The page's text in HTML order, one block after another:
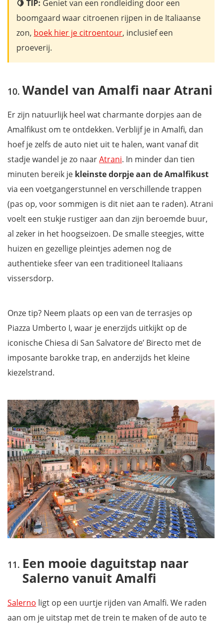
🍋 TIP: Geniet van een rondleiding door een
boomgaard waar citroenen rijpen in de Italiaanse
zon, boek hier je citroentour, inclusief een
proeverij.
Wandel van Amalfi naar Atrani
Er zijn natuurlijk heel wat charmante dorpjes aan de
Amalfikust om te ontdekken. Verblijf je in Amalfi, dan
hoef je zelfs de auto niet uit te halen, want vanaf dit
stadje wandel je zo naarAtrani. In minder dan tien
minuten bereik je kleinste dorpje aan de Amalfikust
via een voetgangerstunnel en verschillende trappen
(pas op, voor sommigen is dit niet aan te raden). Atrani
voelt een stukje rustiger aan dan zijn beroemde buur,
al zeker in het hoogseizoen. De smalle steegjes, witte
huizen en gezellige pleintjes ademen nog de
authentieke sfeer van een traditioneel Italiaans
vissersdorp.
Onze tip? Neem plaats op een van de terrasjes op
Piazza Umberto I, waar je enerzijds uitkijkt op de
iconische Chiesa di San Salvatore de’ Birecto met de
imposante barokke trap, en anderzijds het kleine
kiezelstrand.
Een mooie daguitstap naar
Salerno vanuit Amalfi
Salerno ligt op een uurtje rijden van Amalfi. We raden
aan om je uitstap met de trein te maken of de auto te